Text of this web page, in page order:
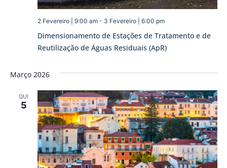
Dimensionamento de Estações de Tratamento e de
Reutilização de Águas Residuais (ApR)
2 Fevereiro | 9:00 am- 3 Fevereiro | 6:00 pm
Março 2026
QUI
5